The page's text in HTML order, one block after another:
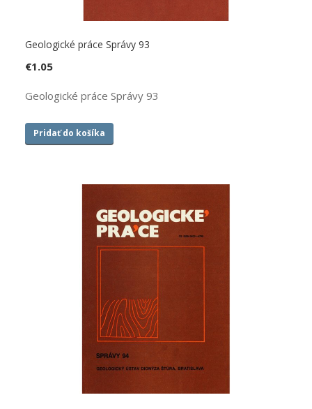
Geologické práce Správy 93
€1.05
Geologické práce Správy 93
Pridať do košíka